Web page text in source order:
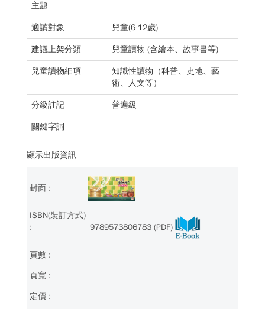
主題
適讀對象 兒童(6-12歲)
建議上架分類 兒童讀物 (含繪本、故事書等)
兒童讀物細項
知識性讀物（科普、史地、藝
術、人文等）
分級註記 普遍級
關鍵字詞
顯示出版資訊
9789573806783 (PDF)